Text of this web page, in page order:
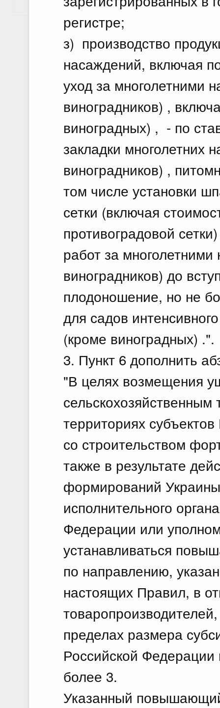
регистре;
з) производство
насаждений, включая
уход за многолетними
виноградников) ,
виноградных) , - по
закладки многолетних
виноградников) ,
том числе установки
сетки (включая
противоградовой
работ за
виноградников) до
плодоношение, но не
для садов
(кроме виноградных) .".
3. Пункт 6 дополнить
"В целях возмещения
территориях
со строительством
также в результате
формирований
исполнительного
Федерации или
устанавливаться
по направлению,
настоящих Правил, в
пределах размера
Российской
более 3.
Указанный
Показать еще